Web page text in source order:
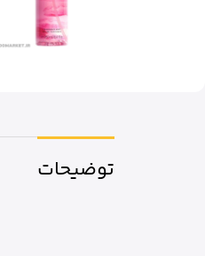
توضیحات